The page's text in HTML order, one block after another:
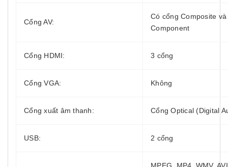
Cổng AV:
Có cổng Composite
Component
Cổng HDMI: 3 cổng
Cổng VGA: Không
Cổng xuất âm thanh: Cổng Optical (Digital
USB: 2 cổng
MPEG, MP4, WMV,